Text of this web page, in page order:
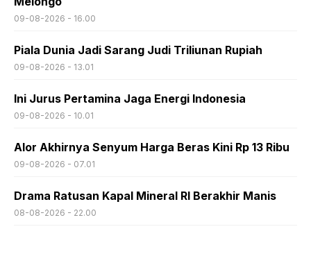
09-08-2026 - 16.00
Piala Dunia Jadi Sarang Judi Triliunan Rupiah
09-08-2026 - 13.01
Ini Jurus Pertamina Jaga Energi Indonesia
09-08-2026 - 10.01
Alor Akhirnya Senyum Harga Beras Kini Rp 13 Ribu
09-08-2026 - 07.01
Drama Ratusan Kapal Mineral RI Berakhir Manis
08-08-2026 - 22.00